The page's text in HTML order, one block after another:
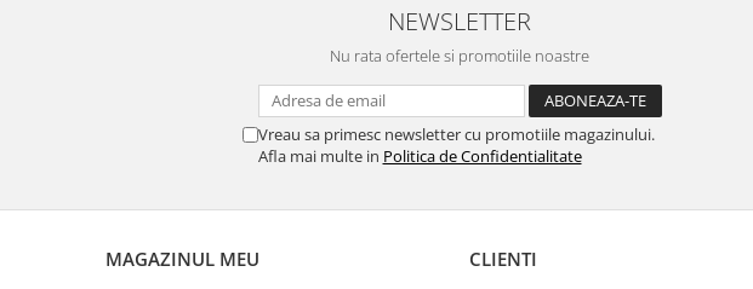
NEWSLETTER
Nu rata ofertele si promotiile noastre
Vreau sa primesc newsletter cu promotiile magazinului.
Afla mai multe in Politica de Confidentialitate
MAGAZINUL MEU CLIENTI